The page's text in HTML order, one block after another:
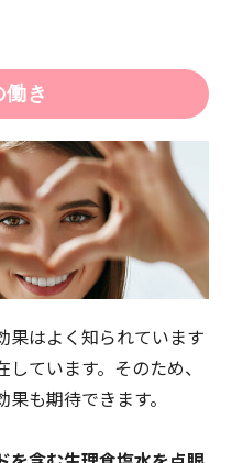
働き
果はよく知られています
ています。そのため、
も期待できます。